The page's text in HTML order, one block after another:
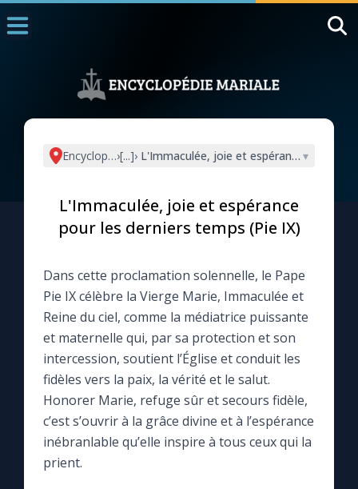
L'actualité de la semaine
La newsletter
La vidéo de la semaine
Le compte Tiktok
Le magazine
Encyclopédie mariale
›[...]› L'Immaculée, joie et espérance pour les
▾
L'Immaculée, joie et espérance
pour les derniers temps (Pie IX)
Dans cette proclamation solennelle, le Pape
Pie IX célèbre la Vierge Marie, Immaculée et
Reine du ciel, comme la médiatrice puissante
et maternelle qui, par sa protection et son
intercession, soutient l’Église et conduit les
fidèles vers la paix, la vérité et le salut.
Honorer Marie, refuge sûr et secours fidèle,
c’est s’ouvrir à la grâce divine et à l’espérance
inébranlable qu’elle inspire à tous ceux qui la
prient.